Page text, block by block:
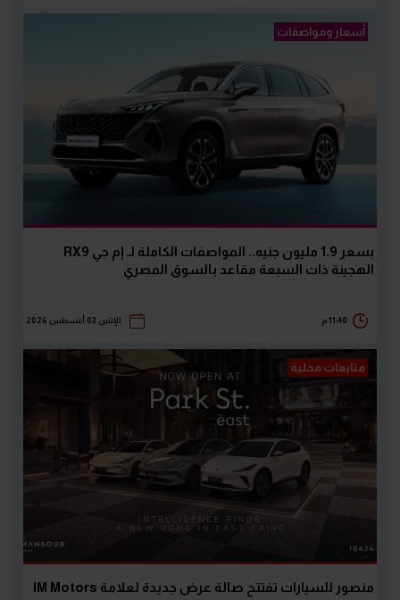
أسعار ومواصفات
بسعر 1.9 مليون جنيه.. المواصفات الكاملة لـ إم جي RX9
الهجينة ذات السبعة مقاعد بالسوق المصري
11:40 م الإثنين 03 أغسطس 2026
متابعات محلية
منصور للسيارات تفتتح صالة عرض جديدة لعلامة IM Motors